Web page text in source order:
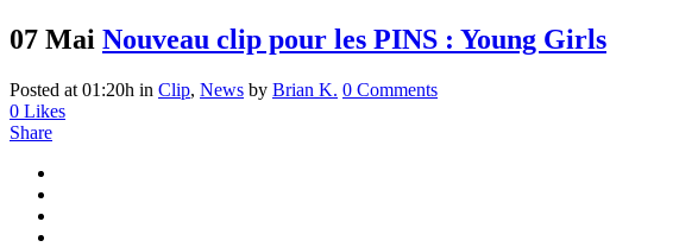
07 Mai Nouveau clip pour les PINS : Young Girls
Posted at 01:20h in Clip, News by Brian K. 0 Comments
0 Likes
Share